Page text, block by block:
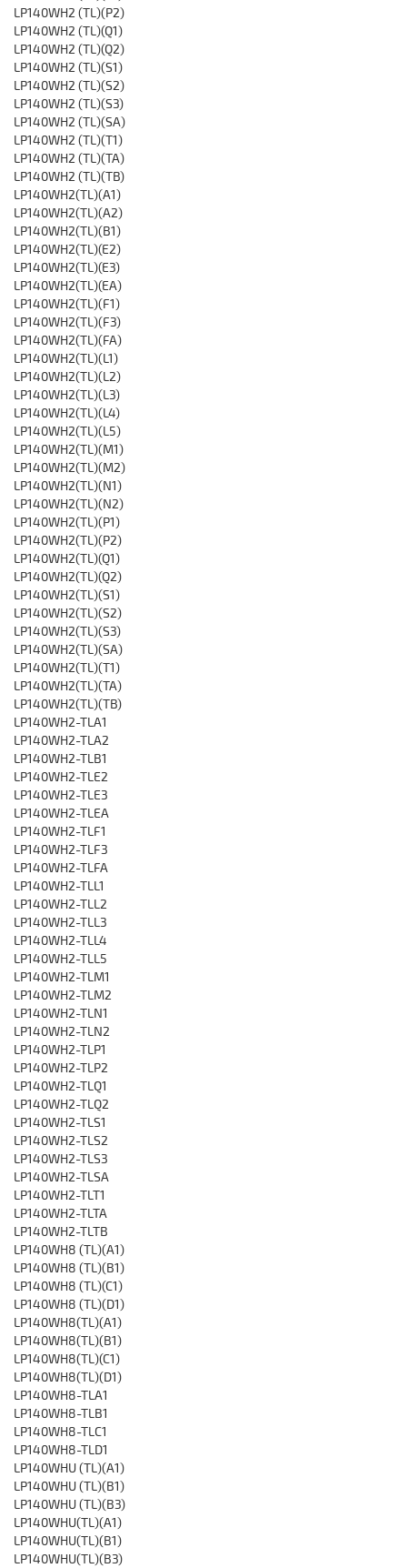
LP140WH2 (TL)(P2)
LP140WH2 (TL)(Q1)
LP140WH2 (TL)(Q2)
LP140WH2 (TL)(S1)
LP140WH2 (TL)(S2)
LP140WH2 (TL)(S3)
LP140WH2 (TL)(SA)
LP140WH2 (TL)(T1)
LP140WH2 (TL)(TA)
LP140WH2 (TL)(TB)
LP140WH2(TL)(A1)
LP140WH2(TL)(A2)
LP140WH2(TL)(B1)
LP140WH2(TL)(E2)
LP140WH2(TL)(E3)
LP140WH2(TL)(EA)
LP140WH2(TL)(F1)
LP140WH2(TL)(F3)
LP140WH2(TL)(FA)
LP140WH2(TL)(L1)
LP140WH2(TL)(L2)
LP140WH2(TL)(L3)
LP140WH2(TL)(L4)
LP140WH2(TL)(L5)
LP140WH2(TL)(M1)
LP140WH2(TL)(M2)
LP140WH2(TL)(N1)
LP140WH2(TL)(N2)
LP140WH2(TL)(P1)
LP140WH2(TL)(P2)
LP140WH2(TL)(Q1)
LP140WH2(TL)(Q2)
LP140WH2(TL)(S1)
LP140WH2(TL)(S2)
LP140WH2(TL)(S3)
LP140WH2(TL)(SA)
LP140WH2(TL)(T1)
LP140WH2(TL)(TA)
LP140WH2(TL)(TB)
LP140WH2-TLA1
LP140WH2-TLA2
LP140WH2-TLB1
LP140WH2-TLE2
LP140WH2-TLE3
LP140WH2-TLEA
LP140WH2-TLF1
LP140WH2-TLF3
LP140WH2-TLFA
LP140WH2-TLL1
LP140WH2-TLL2
LP140WH2-TLL3
LP140WH2-TLL4
LP140WH2-TLL5
LP140WH2-TLM1
LP140WH2-TLM2
LP140WH2-TLN1
LP140WH2-TLN2
LP140WH2-TLP1
LP140WH2-TLP2
LP140WH2-TLQ1
LP140WH2-TLQ2
LP140WH2-TLS1
LP140WH2-TLS2
LP140WH2-TLS3
LP140WH2-TLSA
LP140WH2-TLT1
LP140WH2-TLTA
LP140WH2-TLTB
LP140WH8 (TL)(A1)
LP140WH8 (TL)(B1)
LP140WH8 (TL)(C1)
LP140WH8 (TL)(D1)
LP140WH8(TL)(A1)
LP140WH8(TL)(B1)
LP140WH8(TL)(C1)
LP140WH8(TL)(D1)
LP140WH8-TLA1
LP140WH8-TLB1
LP140WH8-TLC1
LP140WH8-TLD1
LP140WHU (TL)(A1)
LP140WHU (TL)(B1)
LP140WHU (TL)(B3)
LP140WHU(TL)(A1)
LP140WHU(TL)(B1)
LP140WHU(TL)(B3)